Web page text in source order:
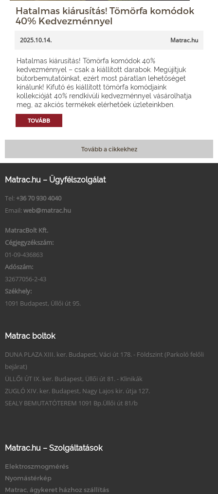
Hatalmas kiárusítás! Tömörfa komódok
40% Kedvezménnyel
2025.10.14. Matrac.hu
Hatalmas kiárusítás! Tömörfa komódok 40%
kedvezménnyel – csak a kiállított darabok. Megújítjuk
bútorbemutatóinkat, ezért most páratlan lehetőséget
kínálunk! Kifutó és kiállított tömörfa komódjaink
kollekcióját 40% rendkívüli kedvezménnyel vásárolhatja
meg, az akciós termékek elérhetőek üzleteinkben.
TOVÁBB
Tovább a cikkekhez
Matrac.hu – Ügyfélszolgálat
Tel: +36 70 930 4040
Email: web@matrac.hu
MatracBolt Kft.
Cégjegyzékszám:
01-09-436863
Adószám:
32677056-2-43
Székhely:
1091 Budapest, Üllői út 95.
Matrac boltok
DUNA PLAZA XIII. ker. Budapest, Váci út 178. - Földszint (Parkoló felőli
bejárat)
ÜLLŐI ÚT IX. ker. Budapest, Üllői út 81. - Klinikák
ZUGLÓ XIV. ker. Budapest, Nagy Lajos kir. útja 127.
SEALY BEMUTATÓTEREM 1091 Bp.Üllői út 81/b
Matrac.hu – Szolgáltatások
Elektroszmogmérés
Nyomástérkép
Matrac, ágykeret házhoz szállítás